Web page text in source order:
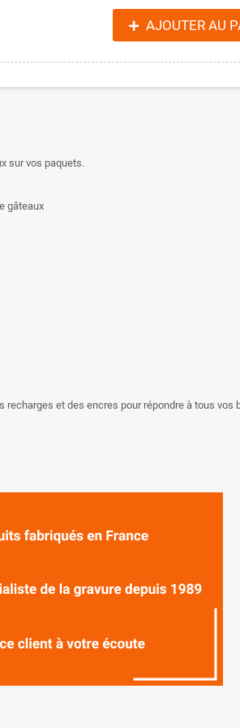
AJOUTER AU
sur vos paquets.
gâteaux
recharges et des encres pour répondre à tous vos